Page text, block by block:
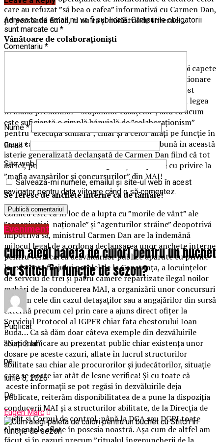
care au refuzat ”să bea o cafea” informativă cu Carmen Dan,
pe persoană fizică, ci nu ca și ministru de Interne…
Vânătoare de colaboraționiști
Aproape că nu mai este zi cu Carmen Dan rămasă la
conducerea Internelor în care să nu cadă noi și noi capete
de la vârful unor structuri vitale pentru buna funcționare
a întregului minister. Iar dacă o bună perioadă au fost
”vânați” pentru ”nesupunere” cei care au rezistat cu legea
în mână presiunilor ”stăpânilor căsuțelor”, iată că acum
este suficientă o simplă bănuială de ”colaboraționism”
pentru ”execuția sumară”, chiar și a celor aflați pe funcție în
urma câștigării unui concurs! Singura veste bună în această
isterie generalizată declanșată de Carmen Dan fiind că tot
astfel, pe zi ce trece se strâng noi și noi probe cu privire la
”mafia avansărilor și concursurilor” din MAI!
Se feresc de anchete interne ca de tămâie!
Culmea este că în loc de a lupta cu ”morile de vânt” ale
”conspirației naționale” și ”agenturilor străine” deopotrivă
împotriva sa, ministrul Carmen Dan are la îndemână
mjlocul legal de a ordona declanșarea unor anchete interne
pentru verificarea dezvăluirilor publice apărute cu privire
la existența filajului paralel de la Constanța, a locuințelor
de servciu de trei și patru camere repartizate ilegal noilor
mahări de la conducerea MAI, a organizării unor concursuri
precum cele din cazul detașaților sau a angajărilor din sursă
externă precum cel prin care a ajuns direct ofițer la
Serviciul Protocol al IGPFR chiar fata chestorului Ioan
Buda… Ca să dăm doar câteva exemple din dezvăluirile
”Național” care au prezentat public chiar existența unor
dosare pe aceste cazuri, aflate în lucrul structurilor
abilitate sau chiar ale procurorilor și judecătorilor, situație
care se poate iar atât de lesne verifica! Și cu toate că
aceste informații se pot regăsi în dezvăluirile deja
publicate, reiterăm disponibilitatea de a pune la dispoziția
conducerii MAI și a structurilor abilitate, de la Direcția de
Audit și Corpul de control, până la DGA sau DGPI toate
elementele aflate în posesia noastră. Așa cum de altfel am
Adresa ta de email nu va fi publicată. Câmpurile obligatorii
sunt marcate cu *
Comentariu *
Nume*
Email *
Site web
Salvează-mi numele, emailul și site-ul web în acest
navigator pentru data viitoare când o să comentez.
Eveniment
Cum alegi paleta de culori pentru un buchet
cu Stitch în funcție de sezon?
Publicat
acum 2 luni
pe
iunie 8, 2026
De
Eugen Marc